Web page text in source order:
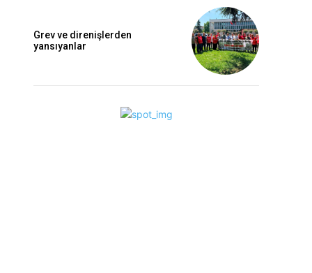
Grev ve direnişlerden
yansıyanlar